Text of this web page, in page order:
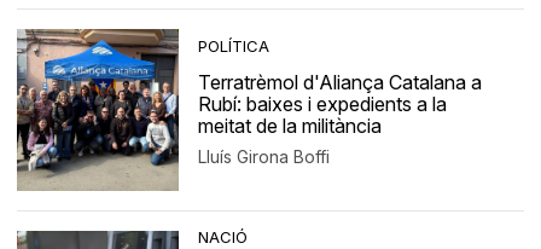
POLÍTICA
Terratrèmol d'Aliança Catalana a
Rubí: baixes i expedients a la
meitat de la militància
Lluís Girona Boffi
NACIÓ